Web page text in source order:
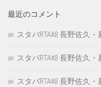
最近のコメント
スタバRTA#8 長野佐久
スタバRTA#8 長野佐久
スタバRTA#8 長野佐久